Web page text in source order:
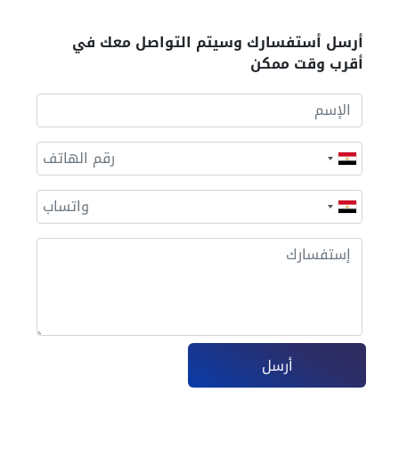
أرسل أستفسارك وسيتم التواصل معك في
أقرب وقت ممكن
أرسل